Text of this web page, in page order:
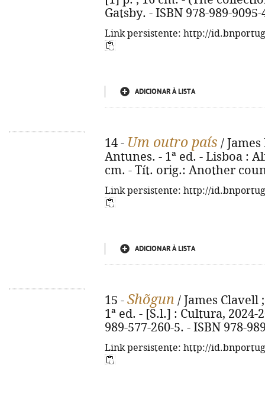
Gatsby. - ISBN 978-989-9095-
Link persistente: http://
ADICIONAR À LISTA
14 - Um outro país /
Antunes. - 1ª ed. - Lisboa :
cm. - Tít. orig.: Another
Link persistente: http://
ADICIONAR À LISTA
15 - Shõgun / James Clavell
1ª ed. - [S.l.] : Cultura, 2024-
989-577-260-5. - ISBN 978-
Link persistente: http://